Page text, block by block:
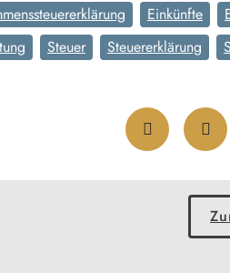
Einkünfte
Steuer Steuererklärung